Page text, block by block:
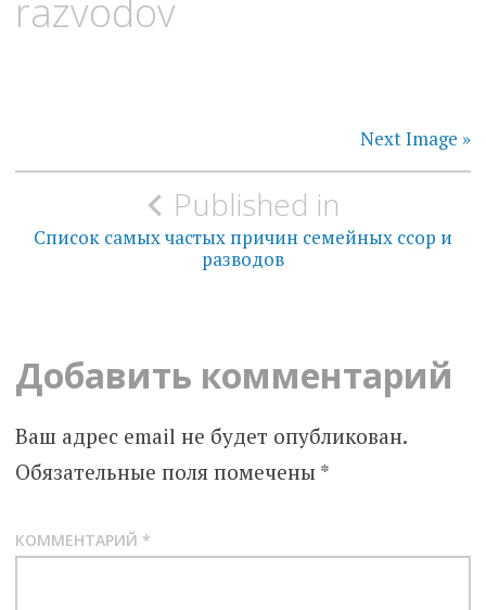
razvodov
Next Image »
Навигация
по
Published in
Список самых частых причин семейных ссор и
разводов
Добавить комментарий
Ваш адрес email не будет опубликован.
Обязательные поля помечены *
КОММЕНТАРИЙ *